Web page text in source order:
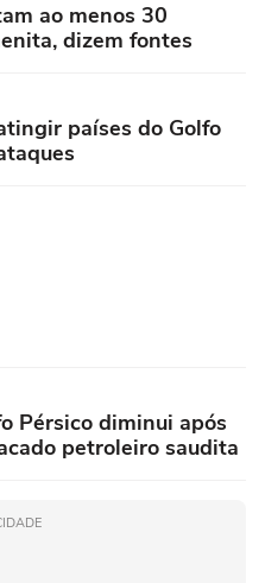
ao menos 30
dizem fontes
países do Golfo
Pérsico diminui após
petroleiro saudita